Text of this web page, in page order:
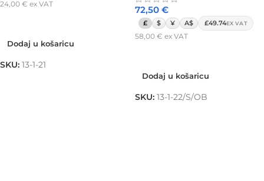
24,00 € ex VAT
Dodaj u košaricu
SKU: 13-1-21
72,50 €
£ $ ¥ A$ £49.74EX VAT
58,00 € ex VAT
Dodaj u košaricu
SKU: 13-1-22/S/OB